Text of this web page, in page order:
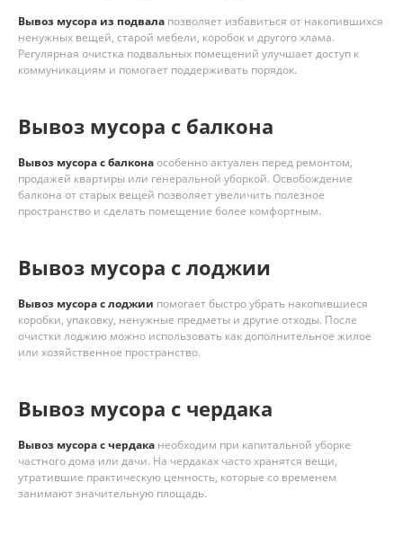
Вывоз мусора из подвала позволяет избавиться от накопившихся
ненужных вещей, старой мебели, коробок и другого хлама.
Регулярная очистка подвальных помещений улучшает доступ к
коммуникациям и помогает поддерживать порядок.
Вывоз мусора с балкона
Вывоз мусора с балконаособенно актуален перед ремонтом,
продажей квартиры или генеральной уборкой. Освобождение
балкона от старых вещей позволяет увеличить полезное
пространство и сделать помещение более комфортным.
Вывоз мусора с лоджии
Вывоз мусора с лоджии помогает быстро убрать накопившиеся
коробки, упаковку, ненужные предметы и другие отходы. После
очистки лоджию можно использовать как дополнительное жилое
или хозяйственное пространство.
Вывоз мусора с чердака
Вывоз мусора с чердака необходим при капитальной уборке
частного дома или дачи. На чердаках часто хранятся вещи,
утратившие практическую ценность, которые со временем
занимают значительную площадь.